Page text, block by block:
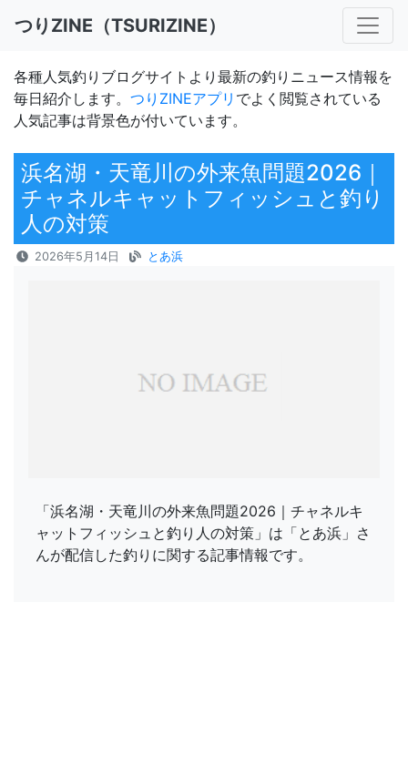
つりZINE（TSURIZINE）
各種人気釣りブログサイトより最新の釣りニュース情報を
毎日紹介します。 つりZINEアプリ でよく閲覧されている
人気記事は背景色が付いています。
浜名湖・天竜川の外来魚問題2026｜
チャネルキャットフィッシュと釣り
人の対策
2026年5月14日 とあ浜
「浜名湖・天竜川の外来魚問題2026｜チャネルキ
ャットフィッシュと釣り人の対策」は「とあ浜」さ
んが配信した釣りに関する記事情報です。